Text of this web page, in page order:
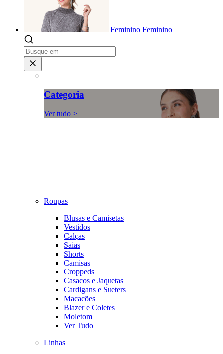
Feminino Feminino
Categoria
Ver tudo >
Roupas
Blusas e Camisetas
Vestidos
Calças
Saias
Shorts
Camisas
Croppeds
Casacos e Jaquetas
Cardigans e Sueters
Macacões
Blazer e Coletes
Moletom
Ver Tudo
Linhas